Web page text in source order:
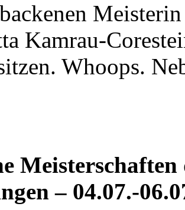
Kamrau-
Whoops.
– 04.07.-